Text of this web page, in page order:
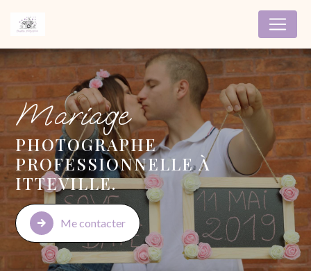
Mariage
PHOTOGRAPHE
PROFESSIONNELLE À
ITTEVILLE.
Me contacter